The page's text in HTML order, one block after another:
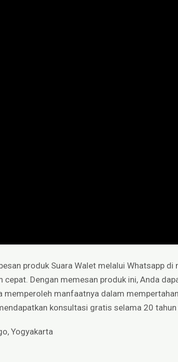
produk Suara Walet melalui Whatsapp
Dengan memesan produk ini, Anda
manfaatnya dalam
konsultasi gratis selama 20
Yogyakarta